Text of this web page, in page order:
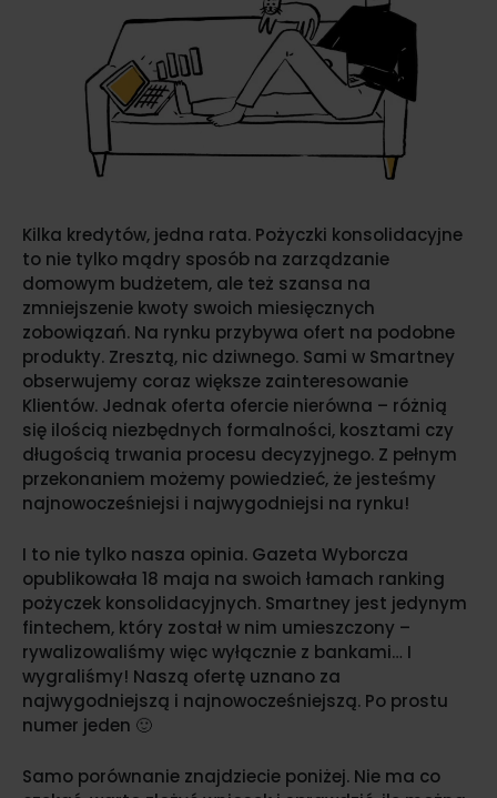
Kilka kredytów, jedna rata. Pożyczki konsolidacyjne
to nie tylko mądry sposób na zarządzanie
domowym budżetem, ale też szansa na
zmniejszenie kwoty swoich miesięcznych
zobowiązań. Na rynku przybywa ofert na podobne
produkty. Zresztą, nic dziwnego. Sami w Smartney
obserwujemy coraz większe zainteresowanie
Klientów. Jednak oferta ofercie nierówna – różnią
się ilością niezbędnych formalności, kosztami czy
długością trwania procesu decyzyjnego. Z pełnym
przekonaniem możemy powiedzieć, że jesteśmy
najnowocześniejsi i najwygodniejsi na rynku!
I to nie tylko nasza opinia. Gazeta Wyborcza
opublikowała 18 maja na swoich łamach ranking
pożyczek konsolidacyjnych. Smartney jest jedynym
fintechem, który został w nim umieszczony –
rywalizowaliśmy więc wyłącznie z bankami… I
wygraliśmy! Naszą ofertę uznano za
najwygodniejszą i najnowocześniejszą. Po prostu
numer jeden 🙂
Samo porównanie znajdziecie poniżej. Nie ma co